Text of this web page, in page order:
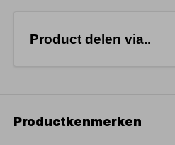
Product delen via..
Productkenmerken